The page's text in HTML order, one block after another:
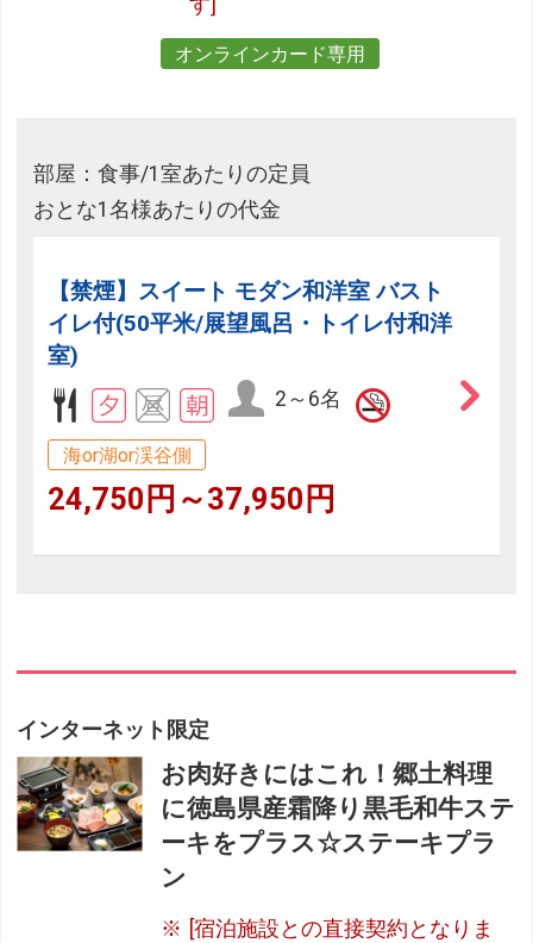
オンラインカード専用
部屋：食事/1室あたりの定員
おとな1名様あたりの代金
【禁煙】スイート モダン和洋室 バスト
イレ付(50平米/展望風呂・トイレ付和洋
室)
2～6名
海or湖or渓谷側
24,750円～37,950円
インターネット限定
お肉好きにはこれ！郷土料理
に徳島県産霜降り黒毛和牛ステ
ーキをプラス☆ステーキプラ
ン
[宿泊施設との直接契約となりま